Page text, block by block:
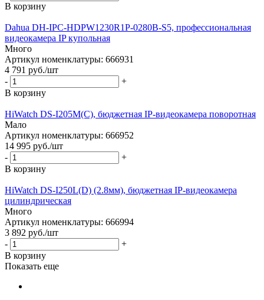
В корзину
Dahua DH-IPC-HDPW1230R1P-0280B-S5, профессиональная
видеокамера IP купольная
Много
Артикул номенклатуры: 666931
4 791 руб./шт
-
+
В корзину
HiWatch DS-I205M(C), бюджетная IP-видеокамера поворотная
Мало
Артикул номенклатуры: 666952
14 995 руб./шт
-
+
В корзину
HiWatch DS-I250L(D) (2.8мм), бюджетная IP-видеокамера
цилиндрическая
Много
Артикул номенклатуры: 666994
3 892 руб./шт
-
+
В корзину
Показать еще